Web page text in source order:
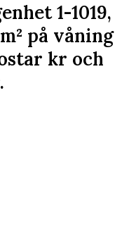
1-1019,
m² på våning
kr och
.